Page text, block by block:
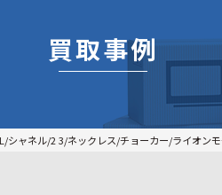
買取事例
ャネル/2 3/ネックレス/チョーカー/ライオン